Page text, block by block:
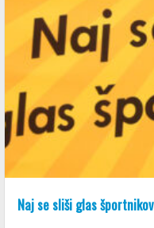
Naj se sliši glas športnikov